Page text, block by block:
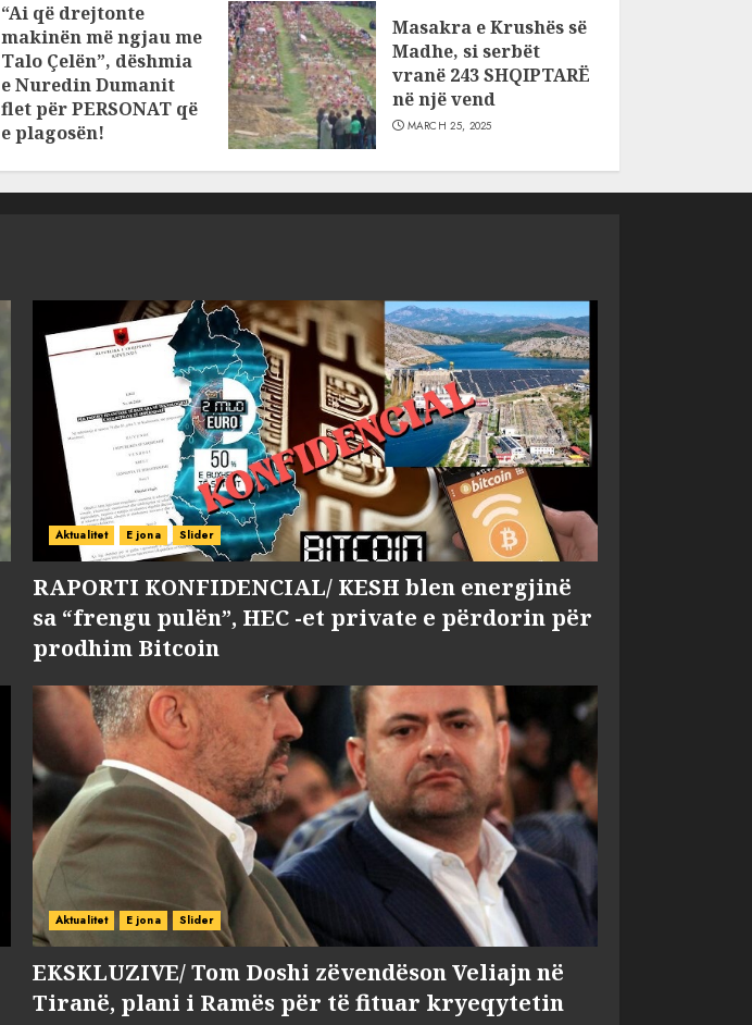
“Ai që drejtonte
makinën më ngjau me
Talo Çelën”, dëshmia
e Nuredin Dumanit
flet për PERSONAT që
e plagosën!
Masakra e Krushës së
Madhe, si serbët
vranë 243 SHQIPTARË
në një vend
MARCH 25, 2025
Aktualitet E jona Slider
RAPORTI KONFIDENCIAL/ KESH blen energjinë
sa “frengu pulën”, HEC -et private e përdorin për
prodhim Bitcoin
Aktualitet E jona Slider
EKSKLUZIVE/ Tom Doshi zëvendëson Veliajn në
Tiranë, plani i Ramës për të fituar kryeqytetin